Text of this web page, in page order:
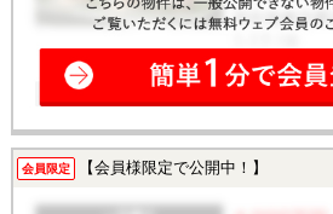
会員限定 【会員様限定で公開中！】